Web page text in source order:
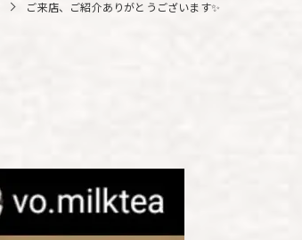
ご来店、ご紹介ありがとうございます✨️